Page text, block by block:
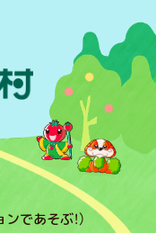
であそぶ！）